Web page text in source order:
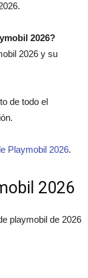
2026?
2026 y su
de todo el
Playmobil 2026.
2026
playmobil de 2026